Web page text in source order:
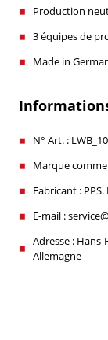
Production
3 équipes de
Made in
N° Art. :
Marque
Fabricant :
E-mail :
Adresse :
Allemagne